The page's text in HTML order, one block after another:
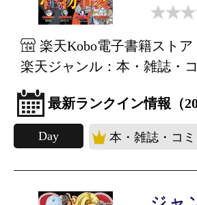
楽天Kobo電子書籍ストア
楽天ジャンル：本・雑誌・
最新ランクイン情報（
Day 本・雑誌・コ